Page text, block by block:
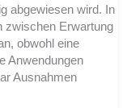
abgewiesen wird. In
zwischen Erwartung
obwohl eine
Anwendungen
Ausnahmen